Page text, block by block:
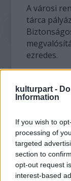
kulturpart -
Information
If you wish to
processing of
targeted
section to
opt-out request
interest-based
A városi
tárca
ezredes.
program
legális
azt -